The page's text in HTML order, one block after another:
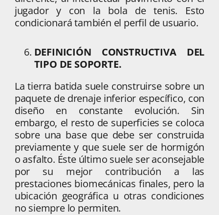
jugador y con la bola de tenis. Esto
condicionará también el perfil de usuario.
DEFINICIÓN CONSTRUCTIVA DEL
TIPO DE SOPORTE.
La tierra batida suele construirse sobre un
paquete de drenaje inferior específico, con
diseño en constante evolución. Sin
embargo, el resto de superficies se coloca
sobre una base que debe ser construida
previamente y que suele ser de hormigón
o asfalto. Éste último suele ser aconsejable
por su mejor contribución a las
prestaciones biomecánicas finales, pero la
ubicación geográfica u otras condiciones
no siempre lo permiten.